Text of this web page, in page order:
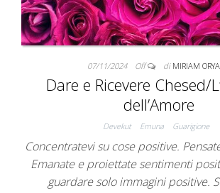
07/11/2024 Off di MIRIAM
Dare e Ricevere Chesed/
dell’Amore
Devekut Emuna Guarigione
Concentratevi su cose positive.
Emanate e proiettate sentimenti
guardare solo immagini positive.